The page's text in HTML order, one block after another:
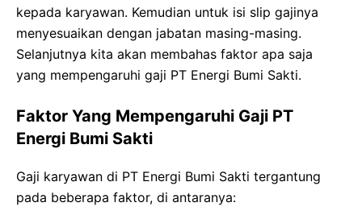
kepada karyawan. Kemudian untuk isi slip gajinya
menyesuaikan dengan jabatan masing-masing.
Selanjutnya kita akan membahas faktor apa saja
yang mempengaruhi gaji PT Energi Bumi Sakti.
Faktor Yang Mempengaruhi Gaji PT
Energi Bumi Sakti
Gaji karyawan di PT Energi Bumi Sakti tergantung
pada beberapa faktor, di antaranya: